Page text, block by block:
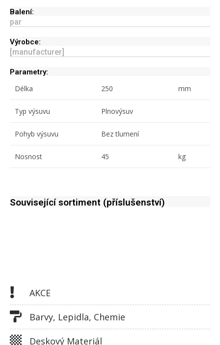
AKCE
Barvy, Lepidla, Chemie
Deskový Materiál
Balení:
par
Výrobce:
[manufacturer]
Parametry:
Délka 250 mm
Typ výsuvu Plnovýsuv
Pohyb výsuvu Bez tlumení
Nosnost 45 kg
Související sortiment (příslušenství)